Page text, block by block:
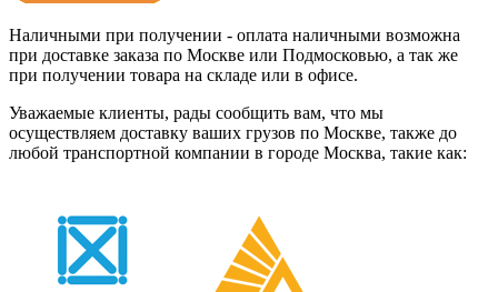
Наличными при получении - оплата наличными возможна
при доставке заказа по Москве или Подмосковью, а так же
при получении товара на складе или в офисе.
Уважаемые клиенты, рады сообщить вам, что мы
осуществляем доставку ваших грузов по Москве, также до
любой транспортной компании в городе Москва, такие как: